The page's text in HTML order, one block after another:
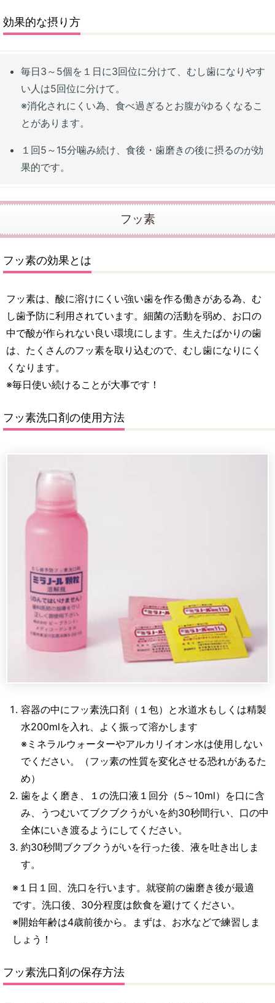
効果的な摂り方
毎日3～5個を１日に3回位に分けて、むし歯になりやす
い人は5回位に分けて。
※消化されにくい為、食べ過ぎるとお腹がゆるくなるこ
とがあります。
１回5～15分噛み続け、食後・歯磨きの後に摂るのが効
果的です。
フッ素
フッ素の効果とは
フッ素は、酸に溶けにくい強い歯を作る働きがある為、む
し歯予防に利用されています。細菌の活動を弱め、お口の
中で酸が作られない良い環境にします。生えたばかりの歯
は、たくさんのフッ素を取り込むので、むし歯になりにく
くなります。
※毎日使い続けることが大事です！
フッ素洗口剤の使用方法
容器の中にフッ素洗口剤（１包）と水道水もしくは精製
水200mlを入れ、よく振って溶かします
※ミネラルウォーターやアルカリイオン水は使用しない
でください。（フッ素の性質を変化させる恐れがあるた
め）
歯をよく磨き、１の洗口液１回分（5～10ml）を口に含
み、うつむいてブクブクうがいを約30秒間行い、口の中
全体にいき渡るようにしてください。
約30秒間ブクブクうがいを行った後、液を吐き出しま
す。
※１日１回、洗口を行います。就寝前の歯磨き後が最適
です。洗口後、30分程度は飲食を避けてください。
※開始年齢は4歳前後から。まずは、お水などで練習しま
しょう！
フッ素洗口剤の保存方法